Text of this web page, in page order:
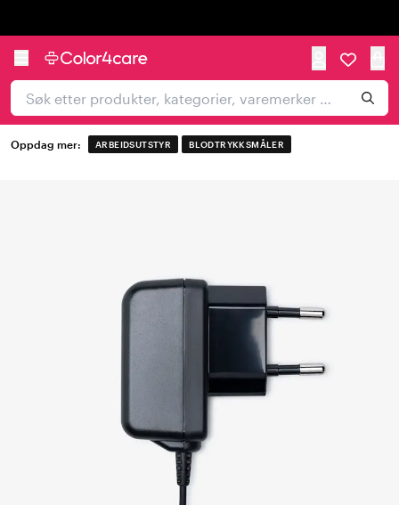
Oppdag mer: ARBEIDSUTSTYR BLODTRYKKSMÅLER